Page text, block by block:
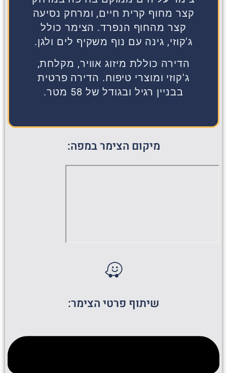
קצר מחוף קרית חיים, ומרחק נסיעה
קצר מהחוף הנפרד. הצימר כולל
ג'קוזי, גינה עם נוף משקיף לים ולגן.
הדירה כוללת מיזוג אוויר, מקלחת,
ג'קוזי ומוצרי טיפוח. הדירה פרטית
בבניין רגיל ובגודל של 58 מטר.
מיקום הצימר במפה:
שיתוף פרטי הצימר: